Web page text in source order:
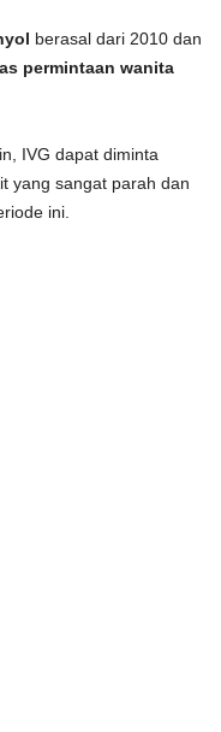
berasal dari 2010 dan
permintaan wanita
IVG dapat diminta
yang sangat parah dan
ini.